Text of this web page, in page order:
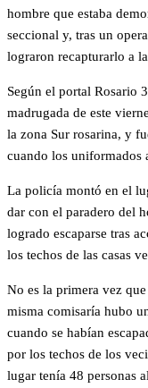
hombre que estaba
seccional y, tras un
lograron recapturarlo a
Según el portal Rosario
madrugada de este
la zona Sur rosarina, y
cuando los uniformados
La policía montó en el
dar con el paradero del
logrado escaparse tras
los techos de las casas
No es la primera vez que
misma comisaría hubo
cuando se habían
por los techos de los
lugar tenía 48 personas